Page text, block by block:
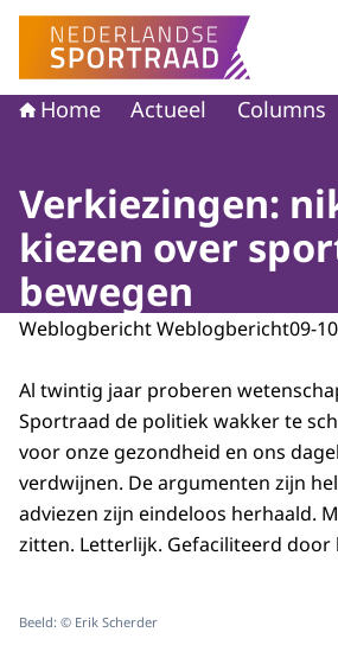
Naar de homepage van
Home Actueel Columns
Verkiezingen:
kiezen over
bewegen
Weblogbericht Weblogbericht09-
Al twintig jaar proberen
Sportraad de politiek wakker te
voor onze gezondheid en ons
verdwijnen. De argumenten zijn
adviezen zijn eindeloos herhaald.
zitten. Letterlijk. Gefaciliteerd door
Beeld: © Erik Scherder